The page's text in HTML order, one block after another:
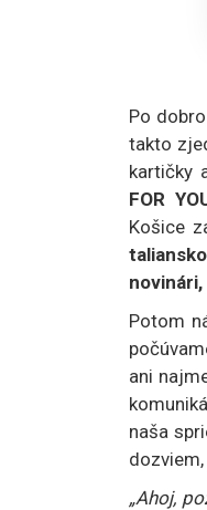
Po
takto
kartičky
FOR
Košice
Potom
ani
naša
„Ahoj,